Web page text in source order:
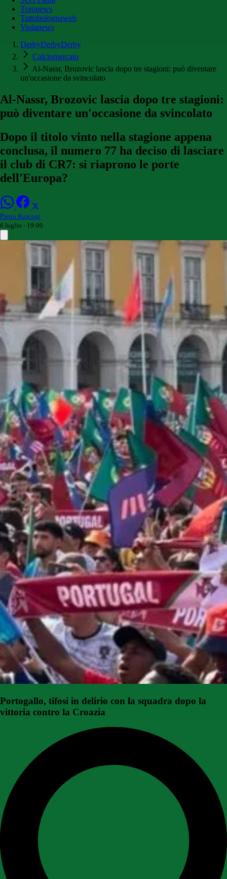
Toronews
Tuttobolognaweb
Violanews
DerbyDerbyDerby
Calciomercato
Al-Nassr, Brozovic lascia dopo tre stagioni: può diventare
un'occasione da svincolato
Al-Nassr, Brozovic lascia dopo tre stagioni:
può diventare un'occasione da svincolato
Dopo il titolo vinto nella stagione appena
conclusa, il numero 77 ha deciso di lasciare
il club di CR7: si riaprono le porte
dell'Europa?
Pietro Rusconi
6 luglio - 19:00
Portogallo, tifosi in delirio con la squadra dopo la
vittoria contro la Croazia